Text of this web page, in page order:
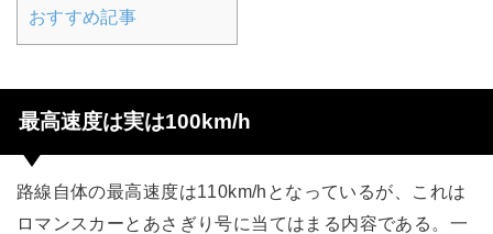
おすすめ記事
最高速度は実は100km/h
路線自体の最高速度は110km/hとなっているが、これは
ロマンスカーとあさぎり号に当てはまる内容である。一